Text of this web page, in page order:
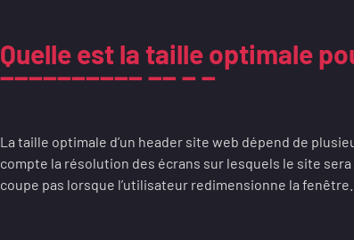
Quelle est la taille optimale
La taille optimale d’un header site web dépend de
compte la résolution des écrans sur lesquels le site
coupe pas lorsque l’utilisateur redimensionne la fenêtre.